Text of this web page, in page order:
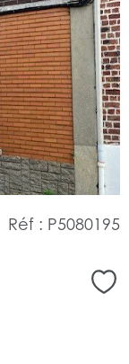
Réf : P5080195